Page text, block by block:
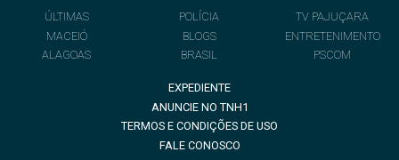
ÚLTIMAS
MACEIÓ
ALAGOAS
POLÍCIA
BLOGS
BRASIL
TV PAJUÇARA
ENTRETENIMENTO
PSCOM
EXPEDIENTE
ANUNCIE NO TNH1
TERMOS E CONDIÇÕES DE USO
FALE CONOSCO